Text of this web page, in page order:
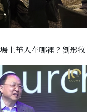
上華人在哪裡？劉彤牧